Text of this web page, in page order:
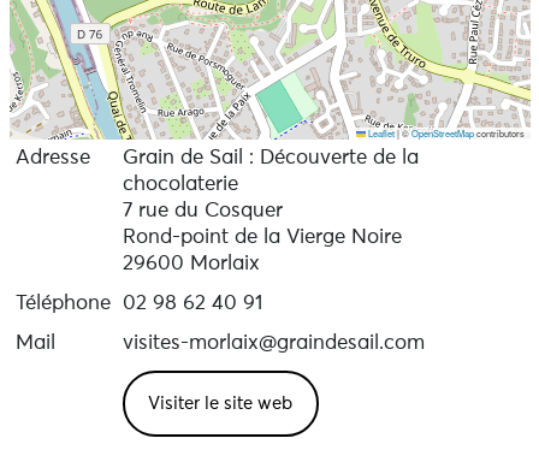
Leaflet |©OpenStreetMapcontributors
Adresse
Grain de Sail : Découverte de la
chocolaterie
7 rue du Cosquer
Rond-point de la Vierge Noire
29600 Morlaix
Téléphone
02 98 62 40 91
Mail
visites-morlaix@graindesail.com
Visiter le site web